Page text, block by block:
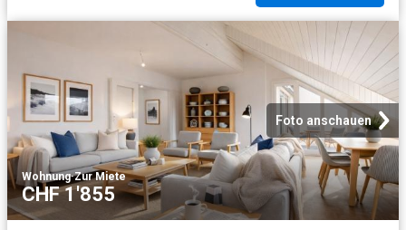
Foto anschauen
Wohnung·Zur Miete
CHF 1'855